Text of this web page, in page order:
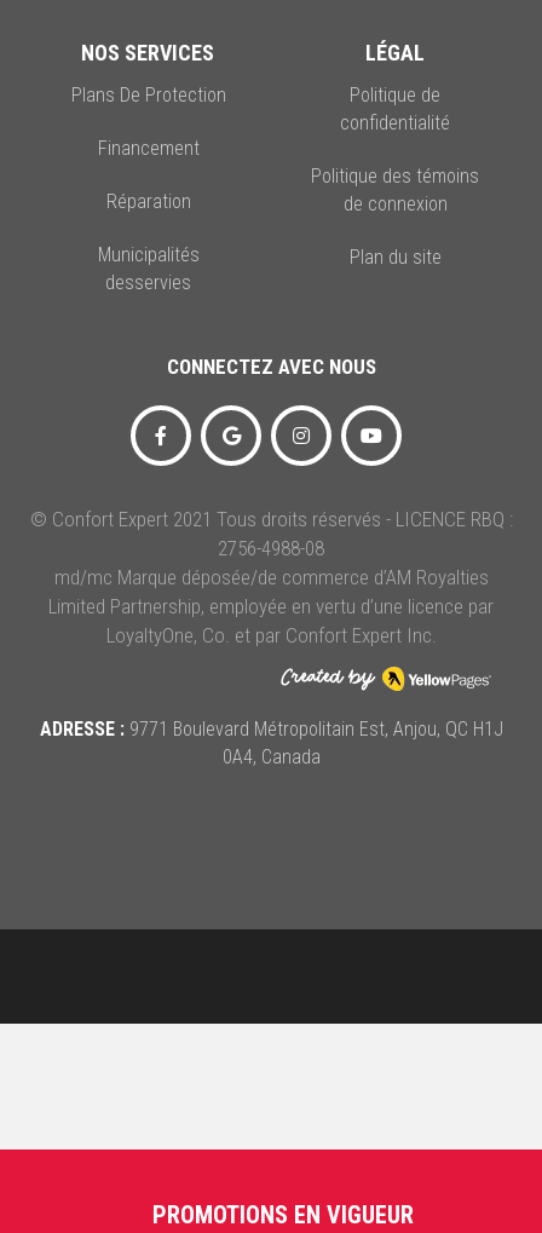
NOS SERVICES
Plans De Protection
Financement
Réparation
Municipalités
desservies
LÉGAL
Politique de
confidentialité
Politique des témoins
de connexion
Plan du site
CONNECTEZ AVEC NOUS
© Confort Expert 2021 Tous droits réservés - LICENCE RBQ :
2756-4988-08
md/mc Marque déposée/de commerce d’AM Royalties
Limited Partnership, employée en vertu d’une licence par
LoyaltyOne, Co. et par Confort Expert Inc.
ADRESSE :9771 Boulevard Métropolitain Est, Anjou, QC H1J
0A4, Canada
PROMOTIONS EN VIGUEUR